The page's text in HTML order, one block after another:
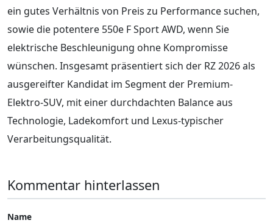
ein gutes Verhältnis von Preis zu Performance suchen,
sowie die potentere 550e F Sport AWD, wenn Sie
elektrische Beschleunigung ohne Kompromisse
wünschen. Insgesamt präsentiert sich der RZ 2026 als
ausgereifter Kandidat im Segment der Premium-
Elektro-SUV, mit einer durchdachten Balance aus
Technologie, Ladekomfort und Lexus-typischer
Verarbeitungsqualität.
Kommentar hinterlassen
Name